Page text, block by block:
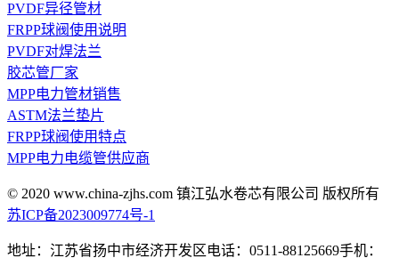
PVDF异径管材
FRPP球阀使用说明
PVDF对焊法兰
胶芯管厂家
MPP电力管材销售
ASTM法兰垫片
FRPP球阀使用特点
MPP电力电缆管供应商
© 2020 www.china-zjhs.com 镇江弘水卷芯有限公司 版权所有
苏ICP备2023009774号-1
地址：江苏省扬中市经济开发区电话：0511-88125669手机：